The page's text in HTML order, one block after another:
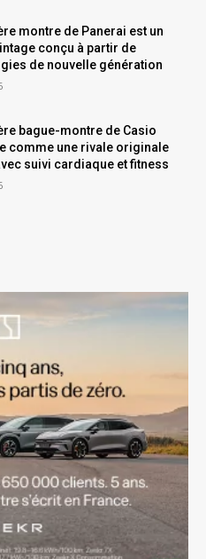
montre de Panerai est un
conçu à partir de
de nouvelle génération
bague-montre de Casio
comme une rivale originale
suivi cardiaque et fitness